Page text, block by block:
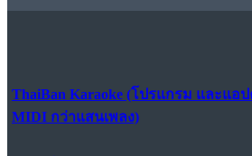
ThaiBan Karaoke (โปรแกรม และแอ
MIDI กว่าแสนเพลง)